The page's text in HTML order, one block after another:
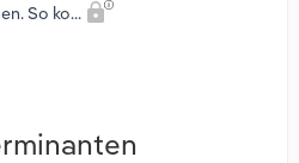
So ko...